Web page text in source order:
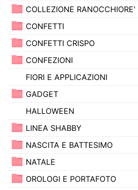
COLLEZIONE RANOCCHIORE'
CONFETTI
CONFETTI CRISPO
CONFEZIONI
FIORI E APPLICAZIONI
GADGET
HALLOWEEN
LINEA SHABBY
NASCITA E BATTESIMO
NATALE
OROLOGI E PORTAFOTO